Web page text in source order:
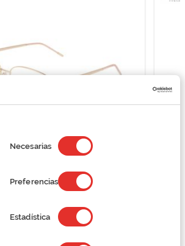
de
consentimiento
Necesarias
Preferencias
Estadística
O preço inclui apenas a armação